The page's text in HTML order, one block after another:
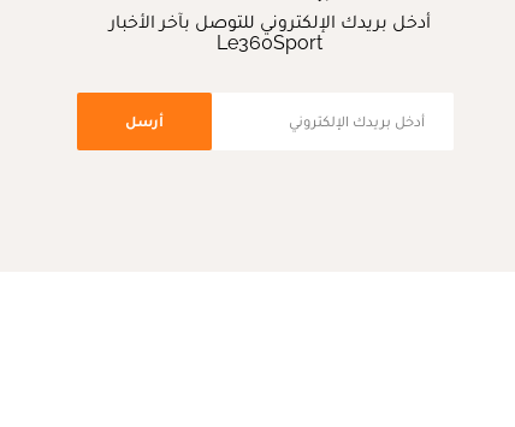
أدخل بريدك الإلكتروني للتوصل بآخر الأخبار
Le360Sport
أرسل